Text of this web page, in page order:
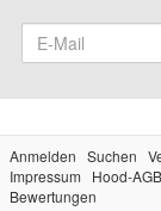
Anmelden Suchen
Impressum
Hood-AGB
Bewertungen